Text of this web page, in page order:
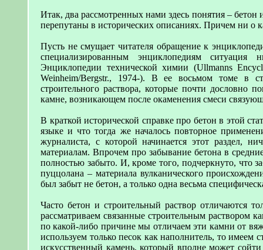
Итак, два рассмотренных нами здесь понятия –
перепутаны в исторических описаниях. Причем ни о
Пусть не смущает читателя обращение к
специализированным энциклопедиям
Энциклопедии технической химии (Ullmanns
Weinheim/Bergstr., 1974-). В ее восьмом томе в
строительного раствора, которые почти дословно
камне, возникающем после окаменения смеси
В краткой исторической справке про бетон в этой
языке и что тогда же началось повторное
журналиста, с которой начинается этот раздел,
материалам. Впрочем про забывание бетона в
полностью забыто. И, кроме того, подчеркнуто, что
пуццолана – материала вулканического
был забыт не бетон, а только одна весьма
Часто бетон и строительный раствор отличаются
рассматриваем связанные строительным раствором
по какой-либо причине мы отличаем эти камни от
используем только песок как наполнитель, то имеем
искусственный камень, который вполне может